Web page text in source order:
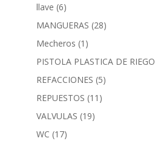
llave (6)
MANGUERAS (28)
Mecheros (1)
PISTOLA PLASTICA DE RIEGO
REFACCIONES (5)
REPUESTOS (11)
VALVULAS (19)
WC (17)